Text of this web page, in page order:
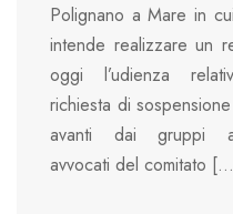
Polignano a Mare in
intende realizzare un
oggi l’udienza
richiesta di
avanti dai gruppi
avvocati del comitato